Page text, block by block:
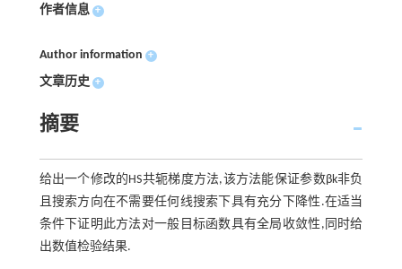
作者信息 +
Author information +
文章历史 +
摘要
给出一个修改的HS共轭梯度方法,该方法能保证参数βk非负
且搜索方向在不需要任何线搜索下具有充分下降性.在适当
条件下证明此方法对一般目标函数具有全局收敛性,同时给
出数值检验结果.